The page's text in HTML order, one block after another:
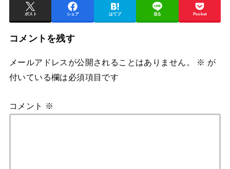
ポスト シェア はてブ 送る Pocket
コメントを残す
メールアドレスが公開されることはありません。 ※ が
付いている欄は必須項目です
コメント ※